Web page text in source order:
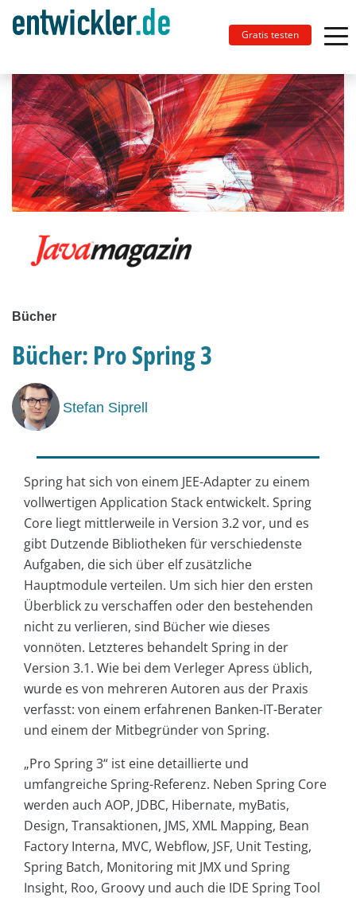
Gratis testen
Bücher
Bücher: Pro Spring 3
Stefan Siprell
Spring hat sich von einem JEE-Adapter zu einem
vollwertigen Application Stack entwickelt. Spring
Core liegt mittlerweile in Version 3.2 vor, und es
gibt Dutzende Bibliotheken für verschiedenste
Aufgaben, die sich über elf zusätzliche
Hauptmodule verteilen. Um sich hier den ersten
Überblick zu verschaffen oder den bestehenden
nicht zu verlieren, sind Bücher wie dieses
vonnöten. Letzteres behandelt Spring in der
Version 3.1. Wie bei dem Verleger Apress üblich,
wurde es von mehreren Autoren aus der Praxis
verfasst: von einem erfahrenen Banken-IT-Berater
und einem der Mitbegründer von Spring.
„Pro Spring 3“ ist eine detaillierte und
umfangreiche Spring-Referenz. Neben Spring Core
werden auch AOP, JDBC, Hibernate, myBatis,
Design, Transaktionen, JMS, XML Mapping, Bean
Factory Interna, MVC, Webflow, JSF, Unit Testing,
Spring Batch, Monitoring mit JMX und Spring
Insight, Roo, Groovy und auch die IDE Spring Tool